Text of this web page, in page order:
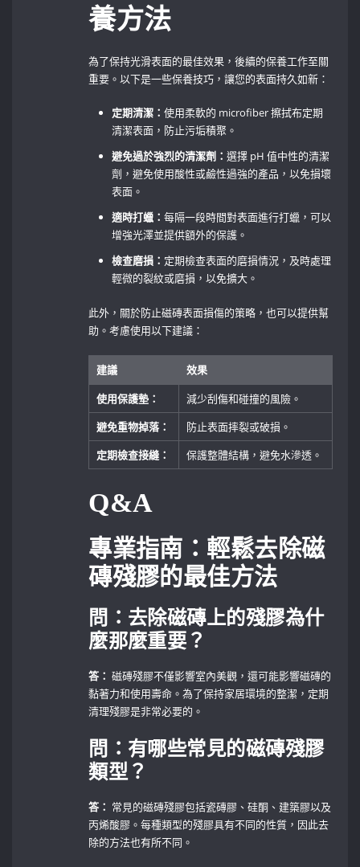
養方法
為了保持光滑表面的最佳效果，後續的保養工作至關
重要。以下是一些保養技巧，讓您的表面持久如新：
定期清潔：使用柔軟的 microfiber 擦拭布定期
清潔表面，防止污垢積聚。
避免過於強烈的清潔劑：選擇 ​pH 值中性的清潔
劑，避免使用酸性或鹼性過強的產品，以免損壞
表面。
適時打蠟：每隔一段時間對表面進行打蠟，可以
增強光澤並提供額外的保護。
檢查磨損： 定期檢查表面的磨損情況，及時處理
輕微的裂紋或磨損，以免擴大。
此外，關於防止磁磚表面損傷的策略，也可以提供幫
助。考慮使用以下建議：
建議
效果
使用保護墊：
減少刮傷和碰撞的風險。
避免重物掉落：
防止表面摔裂或破損。
定期檢查接縫：
保護整體結構，避免水滲透。
Q&A
專業指南：輕鬆去除磁
磚殘膠的最佳方法
問：去除磁磚上的殘膠為什
麼那麼重要？
答： 磁磚殘膠不僅影響室內美觀，還可能影響磁磚的
黏著力和使用壽命。為了保持家居環境的整潔，定期
清理殘膠是非常必要的。
問：有哪些常見的磁磚殘膠
類型？
答： 常見的磁磚殘膠包括瓷磚膠、硅酮、建築膠以及
丙烯酸膠。每種類型的殘膠具有不同的性質，因此去
除的方法也有所不同。